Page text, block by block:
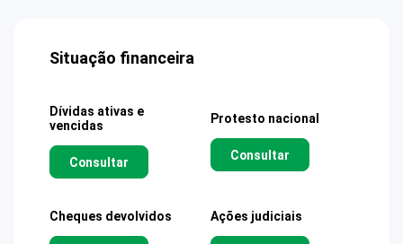
Situação financeira
Dívidas ativas e
vencidas
Consultar
Protesto nacional
Consultar
Cheques devolvidos Ações judiciais